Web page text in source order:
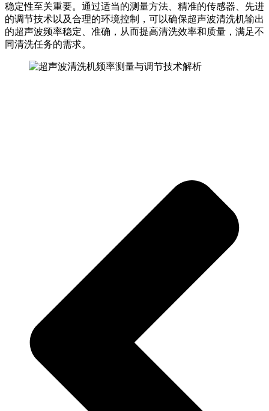
稳定性至关重要。通过适当的测量方法、精准的传感器、先进
的调节技术以及合理的环境控制，可以确保超声波清洗机输出
的超声波频率稳定、准确，从而提高清洗效率和质量，满足不
同清洗任务的需求。